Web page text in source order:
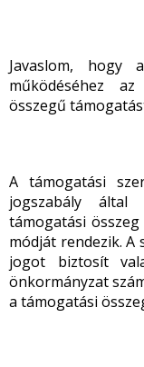
Javaslom, hogy
működéséhez
összegű
A támogatási
jogszabály
támogatási összeg
módját rendezik. A
jogot biztosít
önkormányzat
a támogatási